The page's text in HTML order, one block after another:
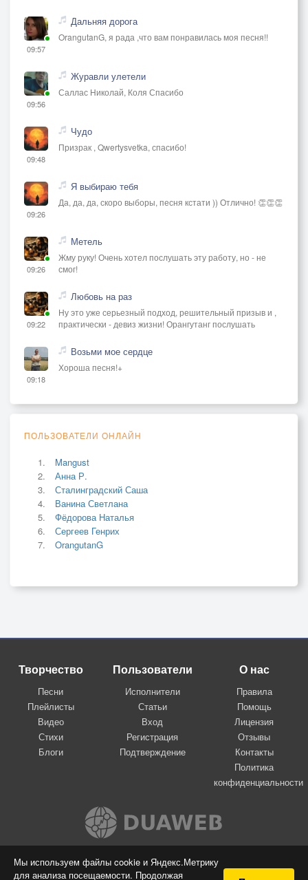
Мы используем файлы cookie и Яндекс.Метрику
для анализа посещаемости. Продолжая
09:57
Дальняя дорога
OrangutanG, я рада ,что вам понравилась моя песня!!
09:56
Журавли улетели
Саллас Николай, Коля Спасибо
09:48
Чудо
Призрак , Qwertysvetka, спасибо!
09:26
Я выбираю тебя
Да, да, да, скоро выборы, песня кстати )) Отлично! 👏👏👏
09:26
Метель
Жму руку! Очень хотел послушать эту работу, но - не
смог!
09:22
Любовь на раз
Ну это уже серьезный подход, решительный призыв и ,
практически - девиз жизни! Орангутанг послушать
09:18
Возьми мое сердце
Хороша песня!+
ПОЛЬЗОВАТЕЛИ ОНЛАЙН
Mangust
Анна Р.
Сталинградский Саша
Ванина Светлана
Фёдорова Наталья
Сергеев Генрих
OrangutanG
Творчество
Песни
Плейлисты
Видео
Стихи
Блоги
Пользователи
Исполнители
Статьи
Вход
Регистрация
Подтверждение
О нас
Правила
Помощь
Лицензия
Отзывы
Контакты
Политика
конфиденциальности
Вконтакте
© 2009-2026 Я-пою